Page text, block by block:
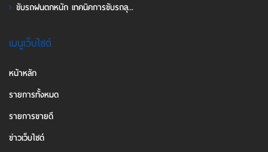
ขับรถฝนตกหนัก เทคนิคการขับรถลุ...
เมนูเว็บไซต์
หน้าหลัก
รายการทั้งหมด
รายการขายดี
ข่าวเว็บไซต์